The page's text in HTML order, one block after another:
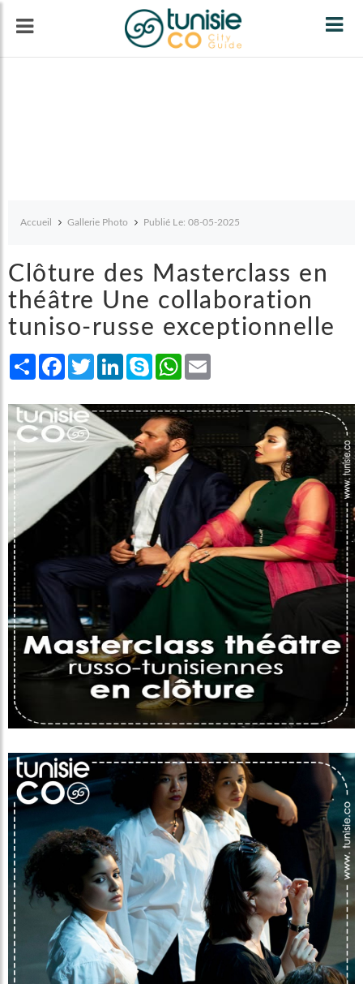
Accueil Gallerie Photo Publié Le: 08-05-2025
Clôture des Masterclass en
théâtre Une collaboration
tuniso-russe exceptionnelle
Share Facebook
TwitterLinkedInSkype WhatsApp